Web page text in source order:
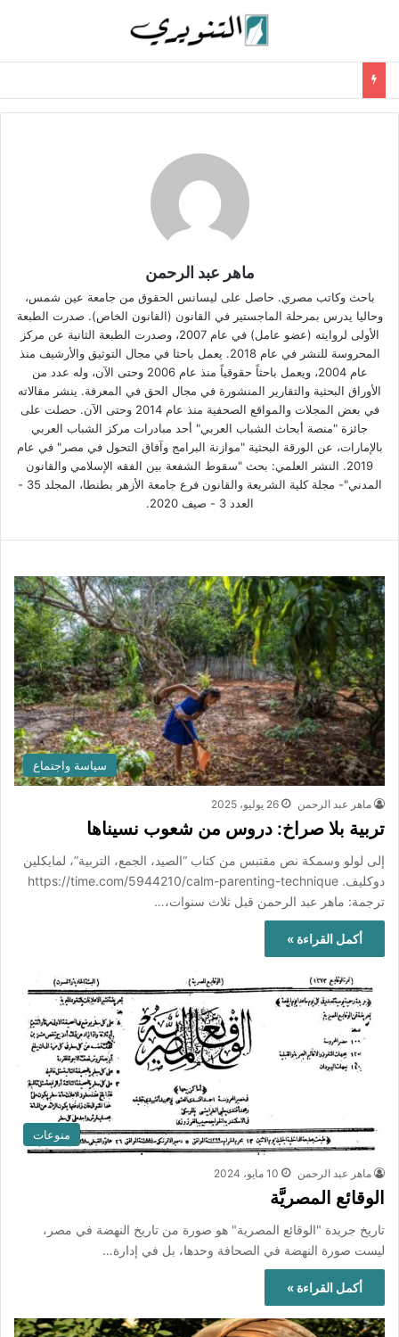
ماهر عبد الرحمن
باحث وكاتب مصري. حاصل على ليسانس الحقوق من جامعة عين شمس،
وحاليا يدرس بمرحلة الماجستير في القانون (القانون الخاص). صدرت الطبعة
الأولى لروايته (عضو عامل) في عام 2007، وصدرت الطبعة الثانية عن مركز
المحروسة للنشر في عام 2018. يعمل باحثا في مجال التوثيق والأرشيف منذ
عام 2004، ويعمل باحثاً حقوقياً منذ عام 2006 وحتى الآن، وله عدد من
الأوراق البحثية والتقارير المنشورة في مجال الحق في المعرفة. ينشر مقالاته
في بعض المجلات والمواقع الصحفية منذ عام 2014 وحتى الآن. حصلت على
جائزة "منصة أبحاث الشباب العربي" أحد مبادرات مركز الشباب العربي
بالإمارات، عن الورقة البحثية "موازنة البرامج وآفاق التحول في مصر" في عام
2019. النشر العلمي: بحث "سقوط الشفعة بين الفقه الإسلامي والقانون
المدني"- مجلة كلية الشريعة والقانون فرع جامعة الأزهر بطنطا، المجلد 35 -
العدد 3 - صيف 2020.
سياسة واجتماع
ماهر عبد الرحمن 26 يوليو، 2025
تربية بلا صراخ: دروس من شعوب نسيناها
إلى لولو وسمكة نص مقتبس من كتاب “الصيد، الجمع، التربية”، لمايكلين
دوكليف. https://time.com/5944210/calm-parenting-technique
ترجمة: ماهر عبد الرحمن قبل ثلاث سنوات،…
أكمل القراءة »
منوعات
ماهر عبد الرحمن 10 مايو، 2024
الوقائع المصريَّة
تاريخ جريدة "الوقائع المصرية" هو صورة من تاريخ النهضة في مصر،
ليست صورة النهضة في الصحافة وحدها، بل في إدارة…
أكمل القراءة »